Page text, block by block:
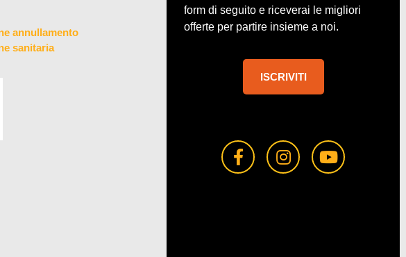
annullamento
sanitaria
form di seguito e riceverai le migliori
offerte per partire insieme a noi.
ISCRIVITI